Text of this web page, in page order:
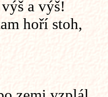
a výš!
hoří stoh,